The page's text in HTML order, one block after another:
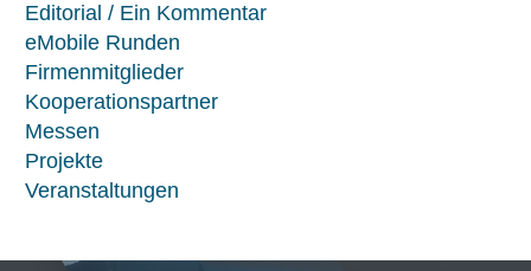
Editorial / Ein Kommentar
eMobile Runden
Firmenmitglieder
Kooperationspartner
Messen
Projekte
Veranstaltungen